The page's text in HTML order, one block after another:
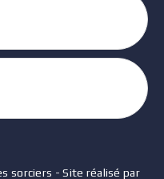
sorciers - Site réalisé par